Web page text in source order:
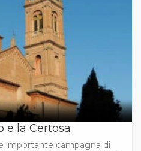
e la Certosa
importante campagna di